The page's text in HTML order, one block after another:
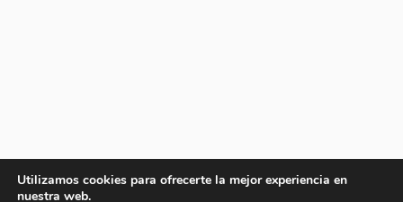
Utilizamos cookies para ofrecerte la mejor experiencia en
nuestra web.